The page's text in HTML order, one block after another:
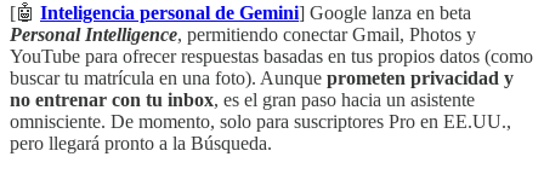
[🤖 Inteligencia personal de Gemini] Google lanza en beta
Personal Intelligence, permitiendo conectar Gmail, Photos y
YouTube para ofrecer respuestas basadas en tus propios datos (como
buscar tu matrícula en una foto). Aunque prometen privacidad y
no entrenar con tu inbox, es el gran paso hacia un asistente
omnisciente. De momento, solo para suscriptores Pro en EE.UU.,
pero llegará pronto a la Búsqueda.